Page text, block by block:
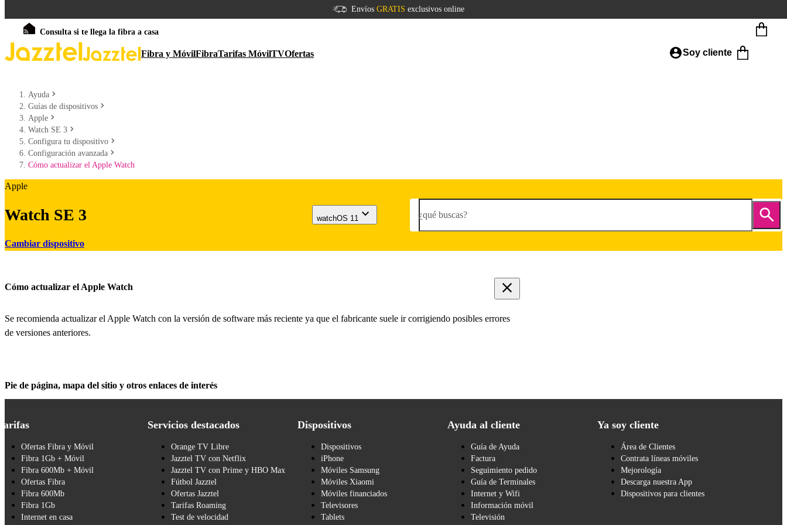
Envíos GRATIS exclusivos online
Consulta si te llega la fibra a casa
Fibra y MóvilFibraTarifas MóvilTVOfertas Soy cliente
Ayuda
Guías de dispositivos
Apple
Watch SE 3
Configura tu dispositivo
Configuración avanzada
Cómo actualizar el Apple Watch
Apple
Watch SE 3
Cambiar dispositivo
watchOS 11 ¿qué buscas?
Cómo actualizar el Apple Watch
Se recomienda actualizar el Apple Watch con la versión de software más reciente ya que el fabricante suele ir corrigiendo posibles errores
de versiones anteriores.
Pie de página, mapa del sitio y otros enlaces de interés
Ofertas Fibra y Móvil
Fibra 1Gb + Móvil
Fibra 600Mb + Móvil
Ofertas Fibra
Fibra 600Mb
Fibra 1Gb
Internet en casa
Servicios destacados
Orange TV Libre
Jazztel TV con Netflix
Jazztel TV con Prime y HBO Max
Fútbol Jazztel
Ofertas Jazztel
Tarifas Roaming
Test de velocidad
Dispositivos
Dispositivos
iPhone
Móviles Samsung
Móviles Xiaomi
Móviles financiados
Televisores
Tablets
Ayuda al cliente
Guía de Ayuda
Factura
Seguimiento pedido
Guía de Terminales
Internet y Wifi
Información móvil
Televisión
Ya soy cliente
Área de Clientes
Contrata líneas móviles
Mejorología
Descarga nuestra App
Dispositivos para clientes